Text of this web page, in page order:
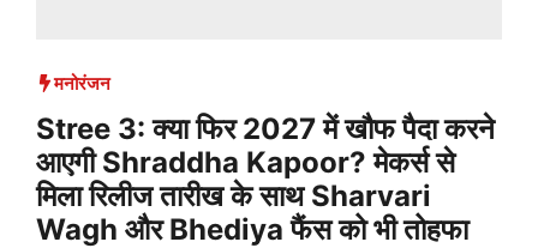
मनोरंजन
Stree 3: क्या फिर 2027 में खौफ पैदा करने
आएगी Shraddha Kapoor? मेकर्स से
मिला रिलीज तारीख के साथ Sharvari
Wagh और Bhediya फैंस को भी तोहफा